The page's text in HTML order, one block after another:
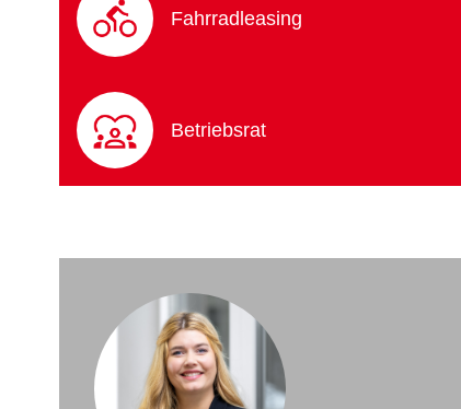
Fahrradleasing
Betriebsrat